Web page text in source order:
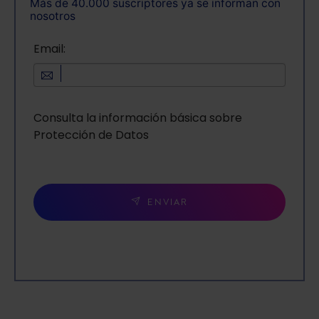
Más de 40.000 suscriptores ya se informan con
nosotros
Email:
Consulta la información básica sobre
Protección de Datos
ENVIAR